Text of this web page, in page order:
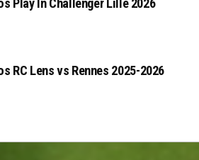
Play In Challenger Lille 2026
RC Lens vs Rennes 2025-2026